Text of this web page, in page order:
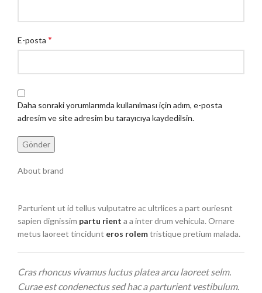
E-posta *
Daha sonraki yorumlarımda kullanılması için adım, e-posta
adresim ve site adresim bu tarayıcıya kaydedilsin.
About brand
Parturient ut id tellus vulputatre ac ultrlices a part ouriesnt
sapien dignissim partu rient a a inter drum vehicula. Ornare
metus laoreet tincidunt eros rolemtristique pretium malada.
Cras rhoncus vivamus luctus platea arcu laoreet selm.
Curae est condenectus sed hac a parturient vestibulum.